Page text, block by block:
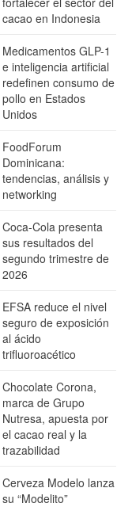
cacao en Indonesia
Medicamentos GLP-1
e inteligencia artificial
redefinen consumo de
pollo en Estados
Unidos
FoodForum
Dominicana:
tendencias, análisis y
networking
Coca-Cola presenta
sus resultados del
segundo trimestre de
2026
EFSA reduce el nivel
seguro de exposición
al ácido
trifluoroacético
Chocolate Corona,
marca de Grupo
Nutresa, apuesta por
el cacao real y la
trazabilidad
Cerveza Modelo lanza
su “Modelito”